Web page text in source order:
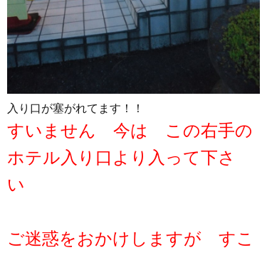
入り口が塞がれてます！！
すいません 今は この右手の
ホテル入り口より入って下さ
い
ご迷惑をおかけしますが すこ